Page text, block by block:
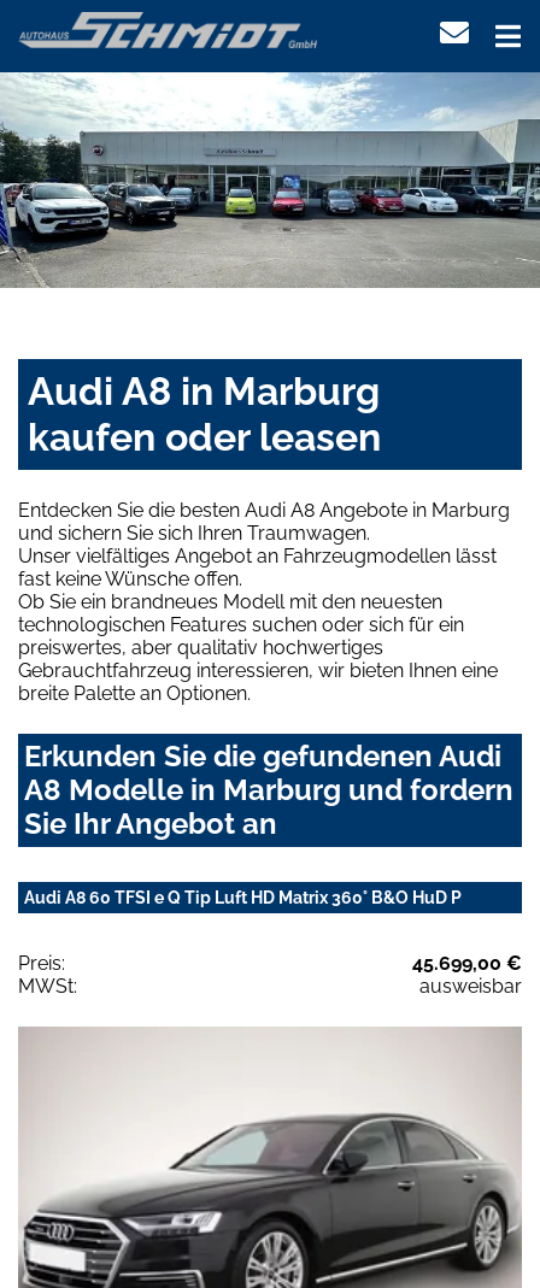
Audi A8 in Marburg
kaufen oder leasen
Entdecken Sie die besten Audi A8 Angebote in Marburg
und sichern Sie sich Ihren Traumwagen.
Unser vielfältiges Angebot an Fahrzeugmodellen lässt
fast keine Wünsche offen.
Ob Sie ein brandneues Modell mit den neuesten
technologischen Features suchen oder sich für ein
preiswertes, aber qualitativ hochwertiges
Gebrauchtfahrzeug interessieren, wir bieten Ihnen eine
breite Palette an Optionen.
Erkunden Sie die gefundenen Audi
A8 Modelle in Marburg und fordern
Sie Ihr Angebot an
Audi A8 60 TFSI e Q Tip Luft HD Matrix 360° B&O HuD P
Preis:
45.699,00 €
MWSt:
ausweisbar